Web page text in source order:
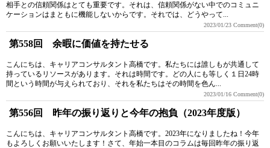
相手との信頼関係はとても重要です。それは、信頼関係がない中でのコミュニ
ケーションはまともに機能しないからです。それでは、どうやって...
2023/01/23 Comment(0)
第558回 余暇に価値を持たせる
こんにちは、キャリアコンサルタント高橋です。私たちには誰しもが共通して
持っているリソースがあります。それは時間です。どの人にも等しく１日24時
間という時間が与えられており、それを私たちはその時間を色ん...
2023/01/16 Comment(0)
第556回 昨年の振り返りと今年の抱負（2023年度版）
こんにちは、キャリアコンサルタント高橋です。2023年になりましたね！今年
もよろしくお願いいたします！さて、年始一本目のコラムは毎回昨年の振り返